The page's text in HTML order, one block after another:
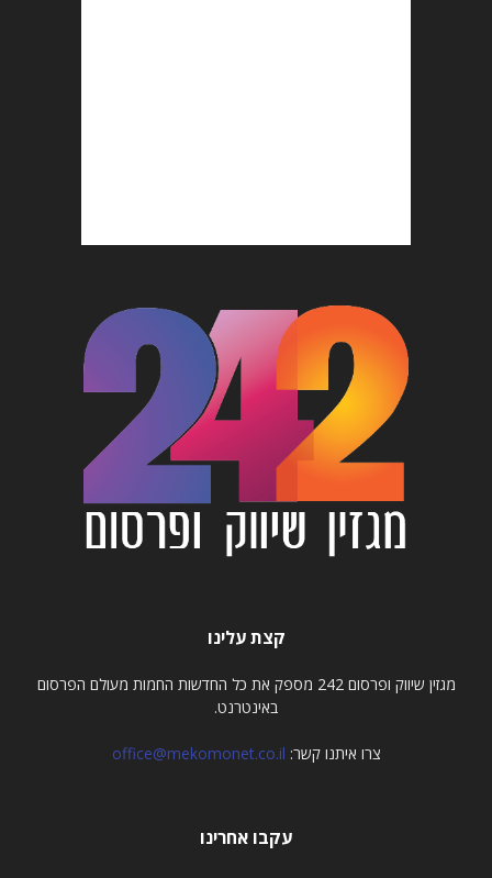
קצת עלינו
מגזין שיווק ופרסום 242 מספק את כל החדשות החמות מעולם הפרסום
באינטרנט.
צרו איתנו קשר: office@mekomonet.co.il
עקבו אחרינו